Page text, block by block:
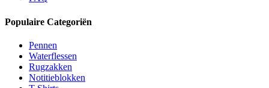
Populaire Categoriën
Pennen
Waterflessen
Rugzakken
Notitieblokken